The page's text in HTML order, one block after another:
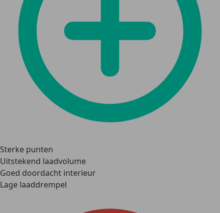
Sterke punten
Uitstekend laadvolume
Goed doordacht interieur
Lage laaddrempel